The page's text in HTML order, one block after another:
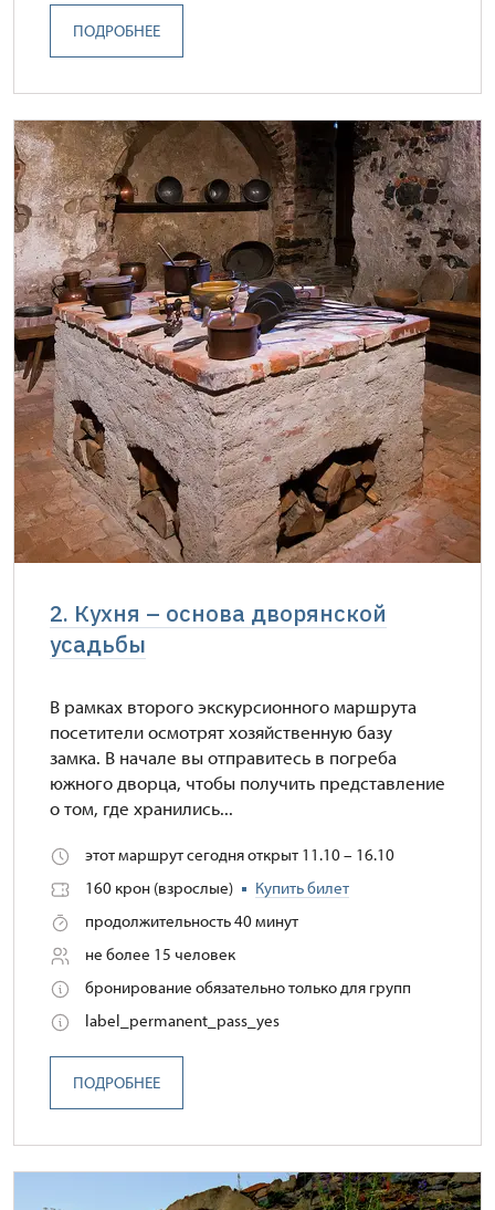
ПОДРОБНЕЕ
2. Кухня – основа дворянской
усадьбы
В рамках второго экскурсионного маршрута
посетители осмотрят хозяйственную базу
замка. В начале вы отправитесь в погреба
южного дворца, чтобы получить представление
о том, где хранились...
этот маршрут сегодня открыт 11.10 – 16.10
160 крон (взрослые)
Купить билет
продолжительность 40 минут
не более 15 человек
бронирование обязательно только для групп
label_permanent_pass_yes
ПОДРОБНЕЕ